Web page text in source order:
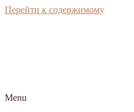
Перейти к содержимому
Menu